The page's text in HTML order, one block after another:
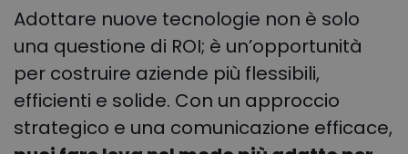
Adottare nuove tecnologie non è solo
una questione di ROI; è un’opportunità
per costruire aziende più flessibili,
efficienti e solide. Con un approccio
strategico e una comunicazione efficace,